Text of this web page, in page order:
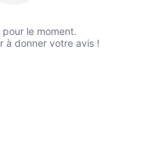
pour le moment.
à donner votre avis !